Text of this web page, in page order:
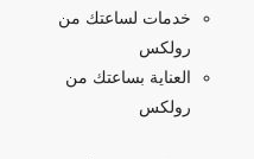
خدمات لساعتك من
رولكس
العناية بساعتك من
رولكس